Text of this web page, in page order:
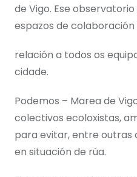
de Vigo. Ese
espazos de
relación a todos os
cidade.
Podemos – Marea de
colectivos ecoloxistas,
para evitar, entre outras
en situación de rúa.